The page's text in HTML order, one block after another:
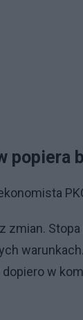
popiera
zmian.
w